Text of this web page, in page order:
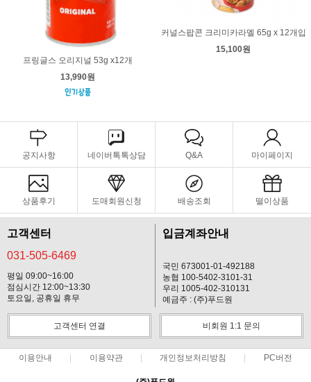
프링글스 오리지널 53g x12개
13,990원
커널스팝콘 크리미카라멜 65g x 12개입
15,100원
공지사항 네이버톡톡상담 Q&A 마이페이지
상품후기 도매회원신청 배송조회 떨이상품
고객센터
031-505-6469
평일 09:00~16:00
점심시간 12:00~13:30
토요일, 공휴일 휴무
입금계좌안내
국민 673001-01-492188
농협 100-5402-3101-31
우리 1005-402-310131
예금주 : (주)푸드원
고객센터 연결 비회원 1:1 문의
이용안내 이용약관 개인정보처리방침 PC버전